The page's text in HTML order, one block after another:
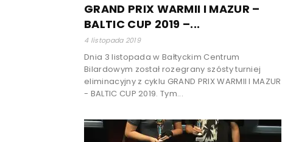
GRAND PRIX WARMII I MAZUR –
BALTIC CUP 2019 –...
4 listopada 2019
Dnia 3 listopada w Bałtyckim Centrum
Bilardowym został rozegrany szósty turniej
eliminacyjny z cyklu GRAND PRIX WARMII I MAZUR
- BALTIC CUP 2019. Tym...